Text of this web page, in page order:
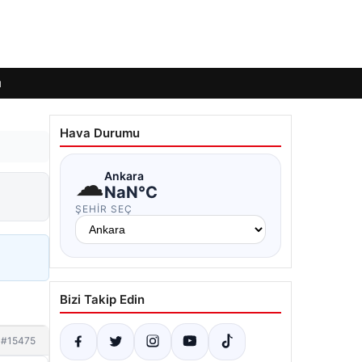
#15475
Hava Durumu
☁Ankara
NaN°C
ŞEHIR SEÇ
Bizi Takip Edin